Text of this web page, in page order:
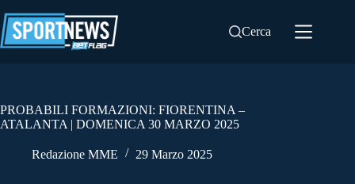
al
contenuto
Cerca
PROBABILI FORMAZIONI: FIORENTINA –
ATALANTA | DOMENICA 30 MARZO 2025
Redazione MME 29 Marzo 2025